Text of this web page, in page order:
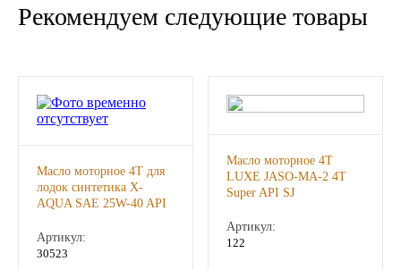
УАЗ
Фильтры
Cummmins
Автотовары
Рекомендуем следующие товары
Масло моторное 4Т для
лодок синтетика X-
AQUA SAE 25W-40 API
(LUXE), шт
Артикул:
30523
Масло моторное 4Т
LUXE JASO-MA-2 4T
Super API SJ
шт
Артикул:
122